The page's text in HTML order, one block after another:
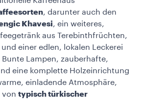
, darunter auch den
Khavesi, ein weiteres,
aus Terebinthfrüchten,
einer edlen, lokalen Leckerei
Lampen, zauberhafte,
eine komplette Holzeinrichtung
einladende Atmosphäre,
von typisch türkischer